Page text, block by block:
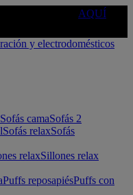
AQUÍ
Sofás camaSofás 2
Sofás relaxSofás
relaxSillones relax
Puffs reposapiésPuffs con